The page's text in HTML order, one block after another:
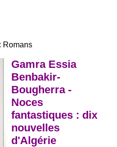
Romans
Gamra Essia
Benbakir-
Bougherra -
Noces
fantastiques : dix
nouvelles
d'Algérie